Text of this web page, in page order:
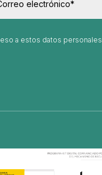
a estos datos personales